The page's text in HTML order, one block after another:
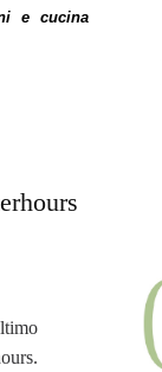
e cucina